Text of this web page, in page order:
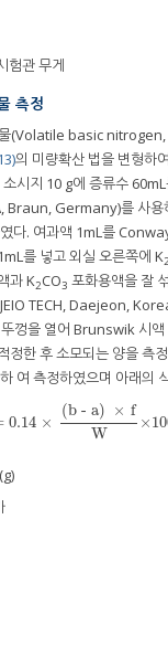
험관 무게
측정
(Volatile basic
의 미량확산 법을 변형하
시지 10 g에 증류수
Braun, Germany)를 사용
다. 여과액 1mL를
를 넣고 외실 오른쪽에 K
과 K2CO3 포화용액을 잘
TECH, Daejeon,
껑을 열어 Brunswik 시액
정한 후 소모되는 양을 측
여 측정하였으며 아래의
0.14 ×
(b - a) × f
W